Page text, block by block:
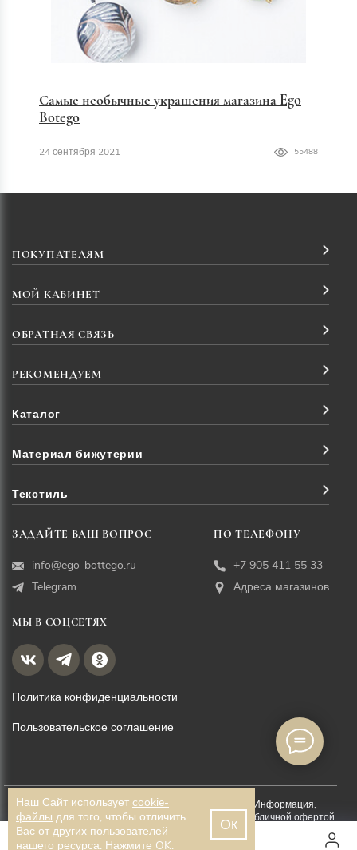
Самые необычные украшения магазина Ego
Botego
24 сентября 2021 55488
ПОКУПАТЕЛЯМ
МОЙ КАБИНЕТ
ОБРАТНАЯ СВЯЗЬ
РЕКОМЕНДУЕМ
Каталог
Материал бижутерии
Текстиль
ЗАДАЙТЕ ВАШ ВОПРОС
info@ego-bottego.ru
Telegram
ПО ТЕЛЕФОНУ
+7 905 411 55 33
Адреса магазинов
МЫ В СОЦСЕТЯХ
Политика конфиденциальности
Пользовательское соглашение
© EGO BOTTEGO, 2026. Все права защищены. Информация,
размещённая на данной странице, не является публичной офертой
Разработка сайта —
WEBELEMENT
Наш Сайт использует cookie-
файлы для того, чтобы отличить
Вас от других пользователей
нашего ресурса. Нажмите OK.
Ок